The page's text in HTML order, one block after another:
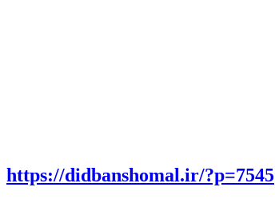
https://didbanshomal.ir/?p=7545